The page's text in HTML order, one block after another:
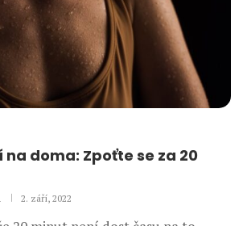
doma: Zpoťte se za 20
2. září, 2022